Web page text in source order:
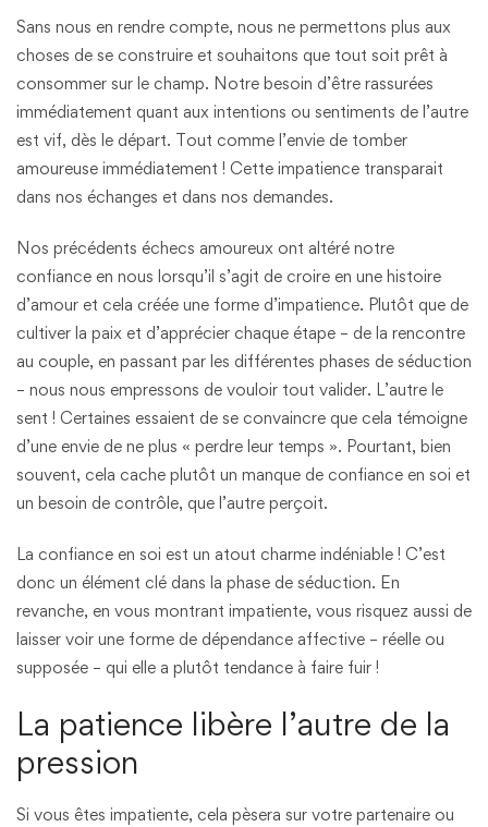
Sans nous en rendre compte, nous ne permettons plus aux
choses de se construire et souhaitons que tout soit prêt à
consommer sur le champ. Notre besoin d’être rassurées
immédiatement quant aux intentions ou sentiments de l’autre
est vif, dès le départ. Tout comme l’envie de tomber
amoureuse immédiatement ! Cette impatience transparait
dans nos échanges et dans nos demandes.
Nos précédents échecs amoureux ont altéré notre
confiance en nous lorsqu’il s’agit de croire en une histoire
d’amour et cela créée une forme d’impatience. Plutôt que de
cultiver la paix et d’apprécier chaque étape – de la rencontre
au couple, en passant par les différentes phases de séduction
– nous nous empressons de vouloir tout valider. L’autre le
sent ! Certaines essaient de se convaincre que cela témoigne
d’une envie de ne plus « perdre leur temps ». Pourtant, bien
souvent, cela cache plutôt un manque de confiance en soi et
un besoin de contrôle, que l’autre perçoit.
La confiance en soi est un atout charme indéniable ! C’est
donc un élément clé dans la phase de séduction. En
revanche, en vous montrant impatiente, vous risquez aussi de
laisser voir une forme de dépendance affective – réelle ou
supposée – qui elle a plutôt tendance à faire fuir !
La patience libère l’autre de la
pression
Si vous êtes impatiente, cela pèsera sur votre partenaire ou